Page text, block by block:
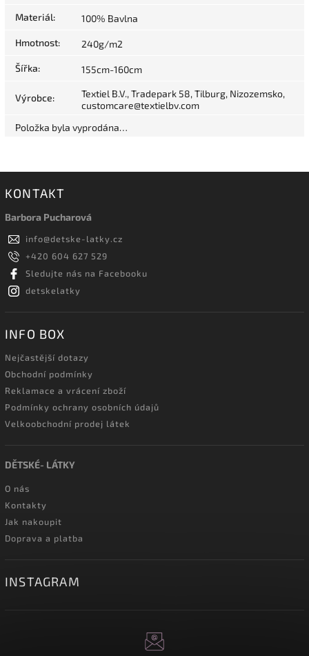
Materiál: 100% Bavlna
Hmotnost: 240g/m2
Šířka: 155cm-160cm
Výrobce:
Textiel B.V., Tradepark 58, Tilburg, Nizozemsko,
customcare@textielbv.com
Položka byla vyprodána…
KONTAKT
Barbora Pucharová
info@detske-latky.cz
+420 604 627 529
Sledujte nás na Facebooku
detskelatky
INFO BOX
Nejčastější dotazy
Obchodní podmínky
Reklamace a vrácení zboží
Podmínky ochrany osobních údajů
Velkoobchodní prodej látek
DĚTSKÉ- LÁTKY
O nás
Kontakty
Jak nakoupit
Doprava a platba
INSTAGRAM